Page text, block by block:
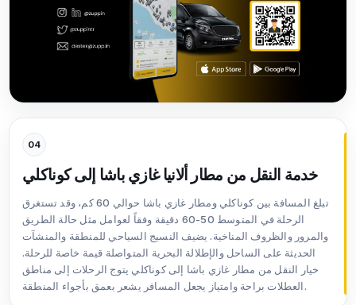
04
خدمة النقل من مطار ألانيا غازي باشا إلى كوناكلي
تبلغ المسافة بين كوناكلي ومطار غازي باشا حوالي 60 كم، وقد تستغرق
الرحلة في المتوسط 50-60 دقيقة وفقاً لعوامل مثل حالة الطريق
والمرور والظروف المناخية. يضيف النسيج السياحي للمنطقة والمنشآت
الحديثة على الساحل والإطلالة البحرية المتواصلة قيمة خاصة للرحلة.
خيار النقل من مطار غازي باشا إلى كوناكلي يتوج الرحلات إلى مناطق
العطلات براحة وامتياز يجعل المسافر يشعر بعمق بأجواء المنطقة.